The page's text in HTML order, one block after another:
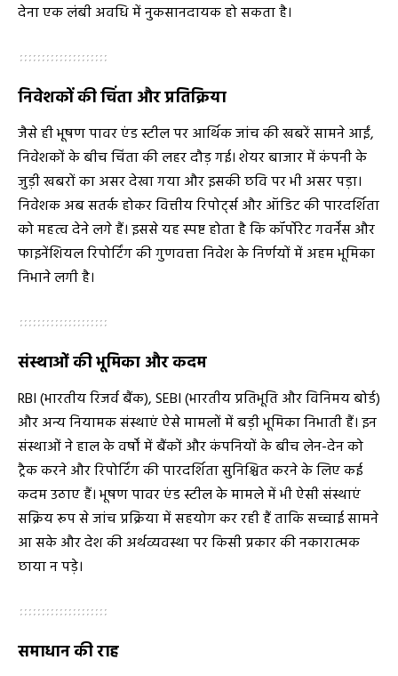
देना एक लंबी अवधि में नुकसानदायक हो सकता है।
निवेशकों की चिंता और प्रतिक्रिया
जैसे ही भूषण पावर एंड स्टील पर आर्थिक जांच की खबरें सामने आईं,
निवेशकों के बीच चिंता की लहर दौड़ गई। शेयर बाजार में कंपनी के
जुड़ी खबरों का असर देखा गया और इसकी छवि पर भी असर पड़ा।
निवेशक अब सतर्क होकर वित्तीय रिपोर्ट्स और ऑडिट की पारदर्शिता
को महत्व देने लगे हैं। इससे यह स्पष्ट होता है कि कॉर्पोरेट गवर्नेंस और
फाइनेंशियल रिपोर्टिंग की गुणवत्ता निवेश के निर्णयों में अहम भूमिका
निभाने लगी है।
संस्थाओं की भूमिका और कदम
RBI (भारतीय रिजर्व बैंक), SEBI (भारतीय प्रतिभूति और विनिमय बोर्ड)
और अन्य नियामक संस्थाएं ऐसे मामलों में बड़ी भूमिका निभाती हैं। इन
संस्थाओं ने हाल के वर्षों में बैंकों और कंपनियों के बीच लेन-देन को
ट्रैक करने और रिपोर्टिंग की पारदर्शिता सुनिश्चित करने के लिए कई
कदम उठाए हैं। भूषण पावर एंड स्टील के मामले में भी ऐसी संस्थाएं
सक्रिय रूप से जांच प्रक्रिया में सहयोग कर रही हैं ताकि सच्चाई सामने
आ सके और देश की अर्थव्यवस्था पर किसी प्रकार की नकारात्मक
छाया न पड़े।
समाधान की राह